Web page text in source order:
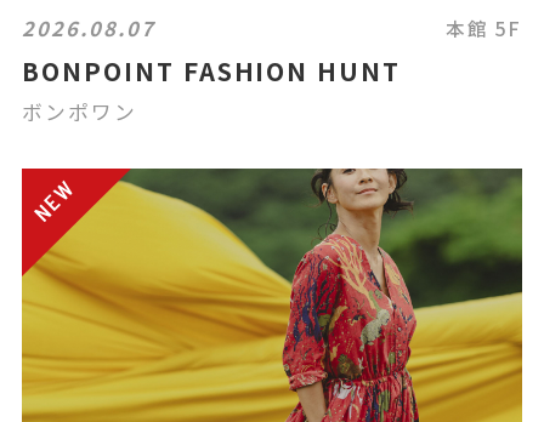
2026.08.07 本館 5F
BONPOINT FASHION HUNT
ボンポワン